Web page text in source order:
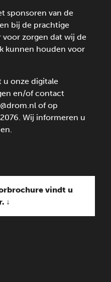
sponsoren van de
bij de prachtige
voor zorgen dat wij de
kunnen houden voor
u onze digitale
en/of contact
of op
Wij informeren u
vindt u
↓